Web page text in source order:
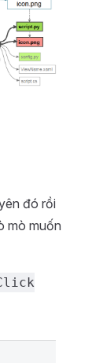
đó rồi
mò muốn